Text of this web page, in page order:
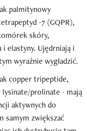
palmitynowy
-7 (GQPR),
skóry,
elastyny. Ujędrniają i
wyraźnie wygładzić.
copper tripeptide,
lysinate/prolinate - mają
aktywnych do
samym zwiększać